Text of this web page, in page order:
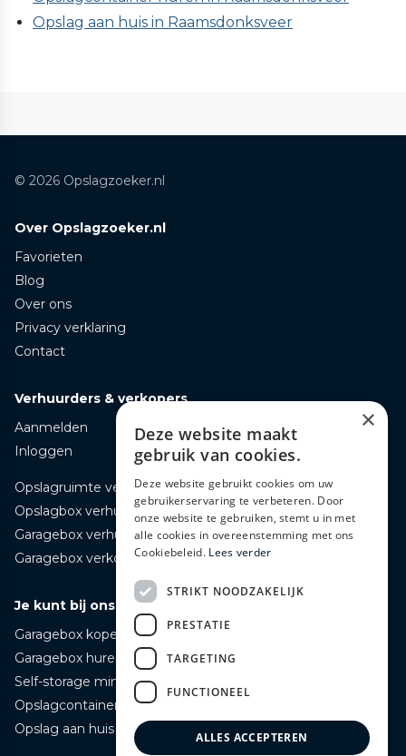
Opslag aan huis in Raamsdonksveer
© 2026 Opslagzoeker.nl
Over Opslagzoeker.nl
Favorieten
Blog
Over ons
Privacy verklaring
Contact
Verhuurders & verkopers
Aanmelden
Inloggen
Opslagruimte verhuren
Opslagbox verhuren
Garagebox verhuren
Garagebox verkopen
Je kunt bij ons terecht voor
Garagebox kopen
Garagebox huren
Self-storage mini opslag huren
Opslagcontainer huren
Opslag aan huis bezorgd huren
×
Deze website maakt
gebruik van cookies.
Deze website gebruikt cookies om uw
gebruikerservaring te verbeteren. Door
onze website te gebruiken, stemt u in met
alle cookies in overeenstemming met ons
Cookiebeleid. Lees verder
STRIKT NOODZAKELIJK
PRESTATIE
TARGETING
FUNCTIONEEL
ALLES ACCEPTEREN